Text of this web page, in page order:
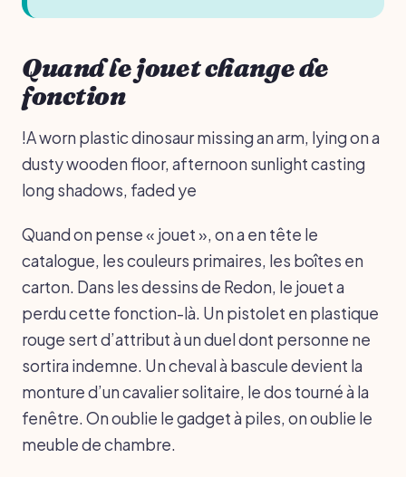
Quand le jouet change de
fonction
!A worn plastic dinosaur missing an arm, lying on a
dusty wooden floor, afternoon sunlight casting
long shadows, faded ye
Quand on pense « jouet », on a en tête le
catalogue, les couleurs primaires, les boîtes en
carton. Dans les dessins de Redon, le jouet a
perdu cette fonction-là. Un pistolet en plastique
rouge sert d’attribut à un duel dont personne ne
sortira indemne. Un cheval à bascule devient la
monture d’un cavalier solitaire, le dos tourné à la
fenêtre. On oublie le gadget à piles, on oublie le
meuble de chambre.